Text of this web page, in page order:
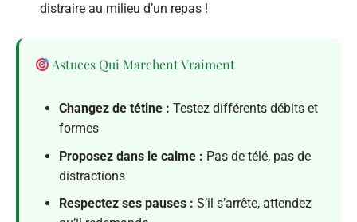
distraire au milieu d’un repas !
Astuces Qui Marchent Vraiment
Changez de tétine : Testez différents débits et
formes
Proposez dans le calme : Pas de télé, pas de
distractions
Respectez ses pauses : S’il s’arrête, attendez